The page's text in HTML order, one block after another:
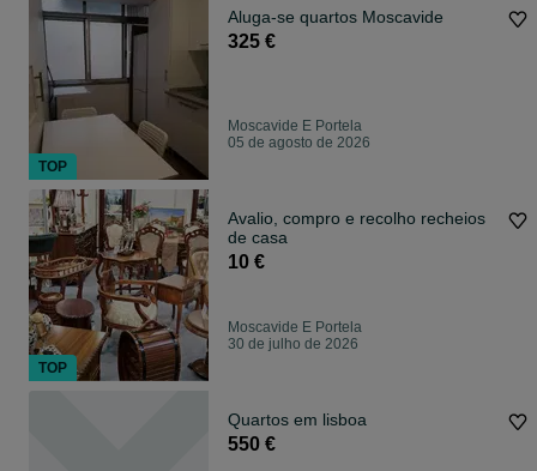
Aluga-se quartos Moscavide
325 €
Moscavide E Portela
05 de agosto de 2026
Avalio, compro e recolho recheios
de casa
10 €
Moscavide E Portela
30 de julho de 2026
Quartos em lisboa
550 €
TOP
TOP